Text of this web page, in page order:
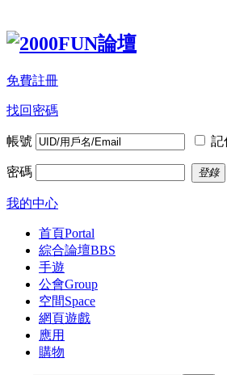
免費註冊
找回密碼
帳號 記
密碼 登錄
我的中心
首頁Portal
綜合論壇BBS
手遊
公會Group
空間Space
網頁遊戲
應用
購物